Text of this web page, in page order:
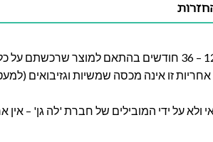
חברת לה גן מעניקה אחריות בין 12 – 36 חודשים בהתאם למוצר
זו אינה מכסה שמשיות וגזיבואים (למעט
ולא על ידי המובילים של חברת 'לה גן' – אין